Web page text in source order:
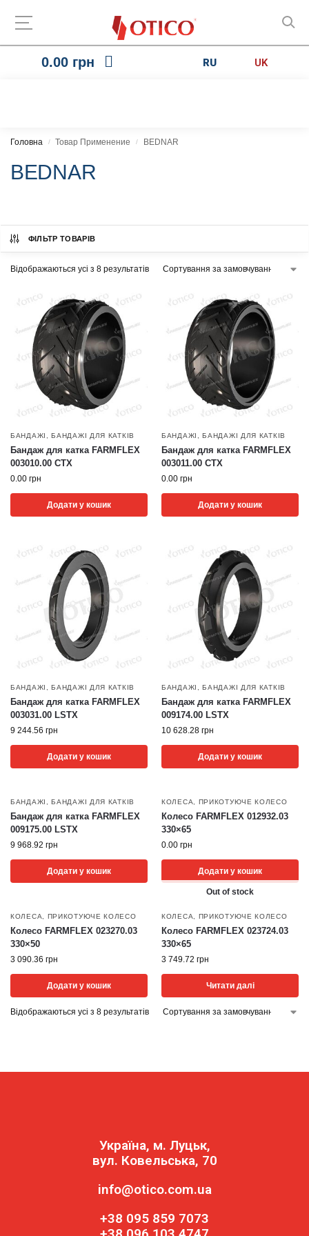
0.00 грн RU UK
Головна / Товар Применение / BEDNAR
BEDNAR
ФІЛЬТР ТОВАРІВ
Відображаються усі з 8 результатів
БАНДАЖІ ,БАНДАЖІ ДЛЯ КАТКІВ
Бандаж для катка FARMFLEX
003010.00 CTX
0.00 грн
Додати у кошик
БАНДАЖІ ,БАНДАЖІ ДЛЯ КАТКІВ
Бандаж для катка FARMFLEX
003011.00 CTX
0.00 грн
Додати у кошик
БАНДАЖІ ,БАНДАЖІ ДЛЯ КАТКІВ
Бандаж для катка FARMFLEX
003031.00 LSTX
9 244.56 грн
Додати у кошик
БАНДАЖІ ,БАНДАЖІ ДЛЯ КАТКІВ
Бандаж для катка FARMFLEX
009174.00 LSTX
10 628.28 грн
Додати у кошик
БАНДАЖІ ,БАНДАЖІ ДЛЯ КАТКІВ
Бандаж для катка FARMFLEX
009175.00 LSTX
9 968.92 грн
Додати у кошик
КОЛЕСА ПРИКОТУЮЧЕ КОЛЕСО
Колесо FARMFLEX 012932.03
330×65
0.00 грн
Додати у кошик
КОЛЕСА ПРИКОТУЮЧЕ КОЛЕСО
Колесо FARMFLEX 023270.03
330×50
3 090.36 грн
Додати у кошик
Out of stock
КОЛЕСА ПРИКОТУЮЧЕ КОЛЕСО
Колесо FARMFLEX 023724.03
330×65
3 749.72 грн
Читати далі
Відображаються усі з 8 результатів
Україна, м. Луцьк,
вул. Ковельська, 70
info@otico.com.ua
+38 095 859 7073